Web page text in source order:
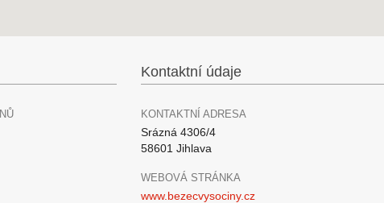
Kontaktní údaje
KONTAKTNÍ ADRESA
Srázná 4306/4
58601 Jihlava
WEBOVÁ STRÁNKA
www.bezecvysociny.cz